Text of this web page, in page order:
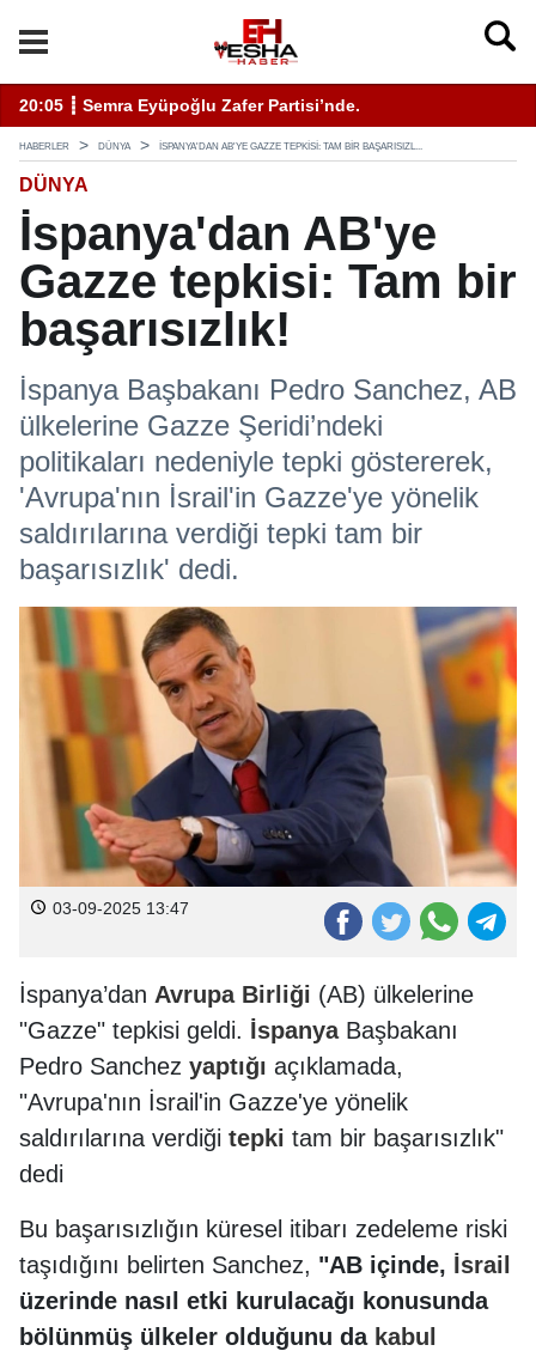
11:19 ┋ ÇEVSADER Eskişehir İl Başkanı Sinem Eltin'den
HABERLER DÜNYA İSPANYA'DAN AB'YE GAZZE TEPKISI: TAM BIR BAŞARISIZL...
DÜNYA
İspanya'dan AB'ye
Gazze tepkisi: Tam bir
başarısızlık!
İspanya Başbakanı Pedro Sanchez, AB
ülkelerine Gazze Şeridi’ndeki
politikaları nedeniyle tepki göstererek,
'Avrupa'nın İsrail'in Gazze'ye yönelik
saldırılarına verdiği tepki tam bir
başarısızlık' dedi.
03-09-2025 13:47
İspanya’dan Avrupa Birliği (AB) ülkelerine
"Gazze" tepkisi geldi. İspanyaBaşbakanı
Pedro Sanchez yaptığı açıklamada,
"Avrupa'nın İsrail'in Gazze'ye yönelik
saldırılarına verdiği tepki tam bir başarısızlık"
dedi
Bu başarısızlığın küresel itibarı zedeleme riski
taşıdığını belirten Sanchez, "AB içinde, İsrail
üzerinde nasıl etki kurulacağı konusunda
bölünmüş ülkeler olduğunu da kabul